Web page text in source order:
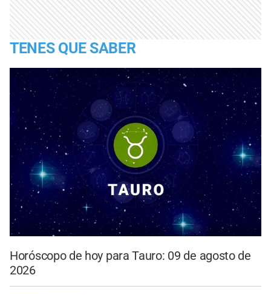
TENES QUE SABER
Horóscopo de hoy para Tauro: 09 de agosto de
2026